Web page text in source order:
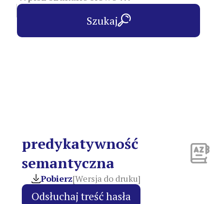
Szukaj
predykatywność
semantyczna
Pobierz[Wersja do druku]